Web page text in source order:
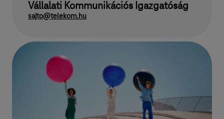
Vállalati Kommunikációs Igazgatóság
sajto@telekom.hu